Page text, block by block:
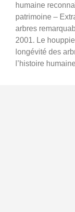
humaine
patrimoine –
arbres
2001. Le
longévité des
l’histoire